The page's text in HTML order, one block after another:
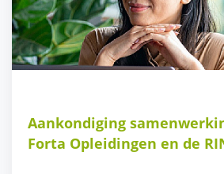
Aankondiging
Forta Opleidingen en de